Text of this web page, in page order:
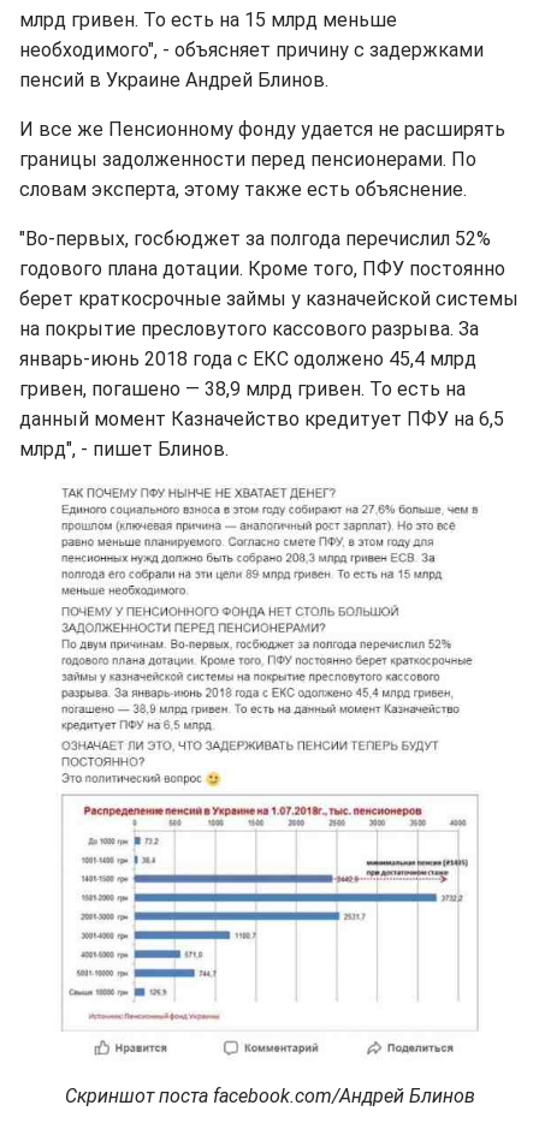
млрд гривен. То есть на 15 млрд меньше
необходимого", - объясняет причину с задержками
пенсий в Украине Андрей Блинов.
И все же Пенсионному фонду удается не расширять
границы задолженности перед пенсионерами. По
словам эксперта, этому также есть объяснение.
"Во-первых, госбюджет за полгода перечислил 52%
годового плана дотации. Кроме того, ПФУ постоянно
берет краткосрочные займы у казначейской системы
на покрытие пресловутого кассового разрыва. За
январь-июнь 2018 года с ЕКС одолжено 45,4 млрд
гривен, погашено — 38,9 млрд гривен. То есть на
данный момент Казначейство кредитует ПФУ на 6,5
млрд", - пишет Блинов.
Скриншот поста facebook.com/Андрей Блинов